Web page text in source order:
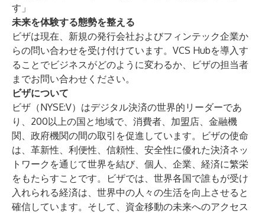
す」
未来を体験する態勢を整える
ビザは現在、新規の発行会社およびフィンテック企業か
らの問い合わせを受け付けています。VCS Hubを導入す
ることでビジネスがどのように変わるか、ビザの担当者
までお問い合わせください。
ビザについて
ビザ（NYSE:V）はデジタル決済の世界的リーダーであ
り、200以上の国と地域で、消費者、加盟店、金融機
関、政府機関の間の取引を促進しています。ビザの使命
は、革新性、利便性、信頼性、安全性に優れた決済ネッ
トワークを通じて世界を結び、個人、企業、経済に繁栄
をもたらすことです。ビザでは、世界各国で誰もが受け
入れられる経済は、世界中の人々の生活を向上させると
確信しています。そして、資金移動の未来へのアクセス